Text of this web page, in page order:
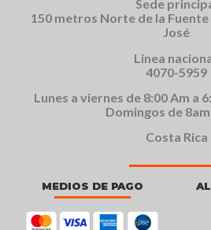
Sede
150 metros Norte de la Fuente
José
Linea
4070-5959
Lunes a viernes de 8:00 Am a
Domingos de
Costa Rica
MEDIOS DE PAGO